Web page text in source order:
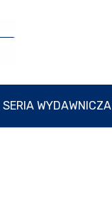
SERIA WYDAWNICZA